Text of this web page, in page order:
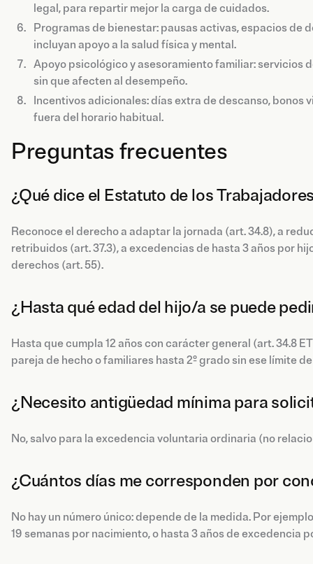
legal, para repartir mejor la carga de cuidados.
Programas de bienestar: pausas activas, espacios de
incluyan apoyo a la salud física y mental.
Apoyo psicológico y asesoramiento familiar: servicios
sin que afecten al desempeño.
Incentivos adicionales: días extra de descanso,
fuera del horario habitual.
Preguntas frecuentes
¿Qué dice el Estatuto de los
Reconoce el derecho a adaptar la jornada (art. 34.8), a
retribuidos (art. 37.3), a excedencias de hasta 3 años por
derechos (art. 55).
¿Hasta qué edad del hijo/a se puede
Hasta que cumpla 12 años con carácter general (art. 34.8
pareja de hecho o familiares hasta 2º grado sin ese límite
¿Necesito antigüedad mínima para
No, salvo para la excedencia voluntaria ordinaria (no
¿Cuántos días me corresponden por
No hay un número único: depende de la medida. Por
19 semanas por nacimiento, o hasta 3 años de excedencia